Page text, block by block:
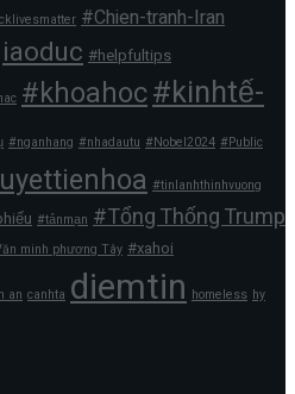
#Chien-tranh-Iran
#helpfultips
#khoahoc#kinhtế-
#nganhang #nhadautu #Nobel2024 #Public
#tinlanhthinhvuong
#tảnmạn #Tổng Thống Trump
minh phương Tây #xahoi
an canhta diemtin homeless hy